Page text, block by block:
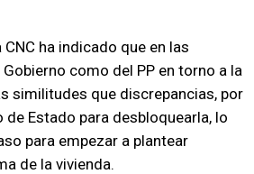
ha indicado que en las
como del PP en torno a la
similitudes que discrepancias, por
de Estado para desbloquearla, lo
para empezar a plantear
de la vivienda.